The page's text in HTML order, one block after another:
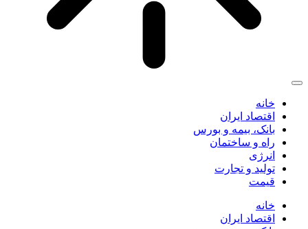
ایران
بیمه و بورس
و ساختمان
و تجارت
ایران